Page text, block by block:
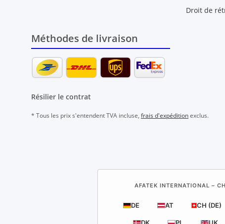
Droit de
Méthodes de livraison
Résilier le contrat
* Tous les prix s'entendent TVA incluse, frais d'expéditionexclus.
AFATEK INTERNATIONAL –
DE AT CH (DE)